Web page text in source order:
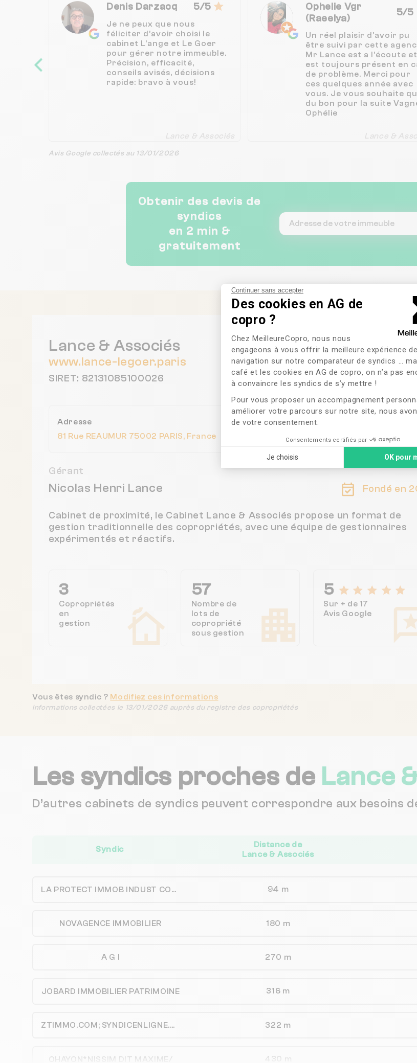
Continuer sans accepter
Des cookies en AG de
copro ?
Plateforme de Gestion du
Chez MeilleureCopro, nous nous
engageons à vous offrir la meilleure expérience de
navigation sur notre comparateur de syndics …
café et les cookies en AG de copro, on n’a pas
à convaincre les syndics de s’y mettre !
Pour vous proposer un accompagnement
améliorer votre parcours sur notre site, nous
de votre consentement.
Consentements certifiés par
Je choisis OK pour
Axeptio consent
Denis Darzacq 5/5
Je ne peux que nous
féliciter d’avoir choisi le
cabinet L’ange et Le Goer
pour gérer notre immeuble.
Précision, efficacité,
conseils avisés, décisions
rapide: bravo à vous!
Lance & Associés
Ophelie Vgr
(Raeelya)
5/5
Un réel plaisir d’avoir pu
être suivi par cette
Mr Lance est a l’écoute et
est toujours présent en
de problème. Merci pour
ces quelques année avec
vous. Je vous souhaite
du bon pour la suite
Ophélie
Lance &
Avis Google collectés au 13/01/2026
Obtenir des devis de
syndics
en 2 min &
gratuitement
Lance & Associés
www.lance-legoer.paris
SIRET: 82131085100026
Adresse
81 Rue REAUMUR 75002 PARIS, France
Gérant
Nicolas Henri Lance Fondé en
Cabinet de proximité, le Cabinet Lance & Associés propose un format de
gestion traditionnelle des copropriétés, avec une équipe de gestionnaires
expérimentés et réactifs.
3
Copropriétés
en
gestion
57
Nombre de
lots de
copropriété
sous gestion
5
Sur + de 17
Avis Google
Vous êtes syndic ? Modifiez ces informations
Informations collectées le 13/01/2026 auprès du registre des copropriétés
Les syndics proches de Lance
D’autres cabinets de syndics peuvent correspondre aux besoins
Syndic
Distance de
Lance & Associés
LA PROTECT IMMOB INDUST COMM98 94 m
NOVAGENCE IMMOBILIER 180 m
A G I 270 m
JOBARD IMMOBILIER PATRIMOINE 316 m
ZTIMMO.COM; SYNDICENLIGNE.COM; GERANCEENLIGNE.COM 322 m
OHAYON*NISSIM DIT MAXIME/ 430 m